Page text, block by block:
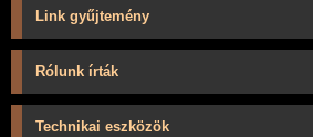
Link gyűjtemény
Rólunk írták
Technikai eszközök